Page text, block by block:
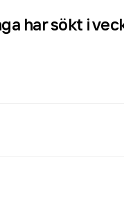
har sökt i